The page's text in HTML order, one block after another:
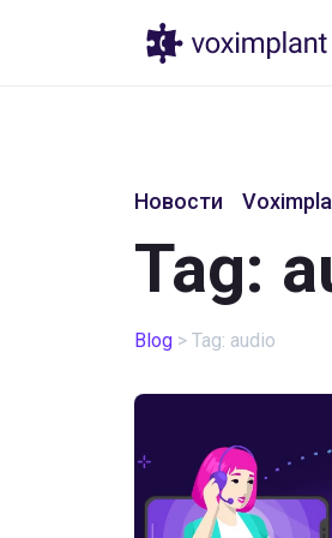
Новости
Tag:
Blog > Tag: audio